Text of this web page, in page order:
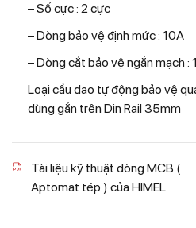
– Số cực : 2 cực
– Dòng bảo vệ định mức : 10A
– Dòng cắt bảo vệ ngắn mạch :
Loại cầu dao tự động bảo vệ
dùng gắn trên Din Rail 35mm
Tài liệu kỹ thuật dòng MCB (
Aptomat tép ) của HIMEL